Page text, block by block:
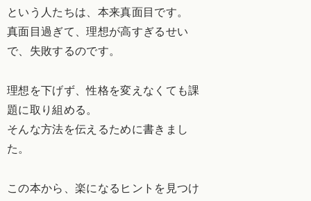
という人たちは、本来真面目です。
真面目過ぎて、理想が高すぎるせい
で、失敗するのです。
理想を下げず、性格を変えなくても課
題に取り組める。
そんな方法を伝えるために書きまし
た。
この本から、楽になるヒントを見つけ